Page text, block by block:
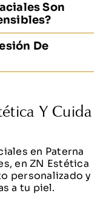
Son
De
Y Cuida
en Paterna
en ZN Estética
personalizado y
a tu piel.